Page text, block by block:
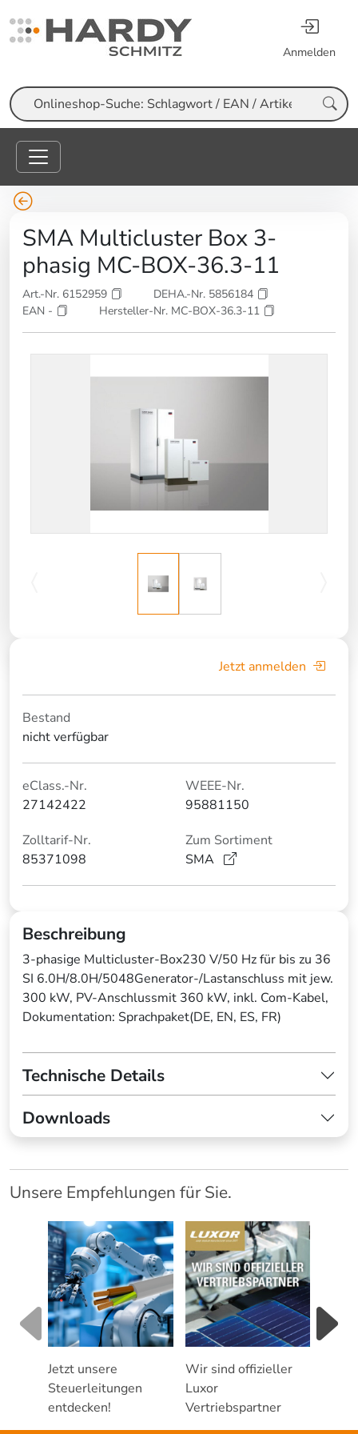
Anmelden
Suche
SMA Multicluster Box 3-
phasig MC-BOX-36.3-11
Art.-Nr. 6152959
DEHA.-Nr. 5856184
EAN -
Hersteller-Nr. MC-BOX-36.3-11
Jetzt anmelden
Bestand
nicht verfügbar
eClass.-Nr.
27142422
WEEE-Nr.
95881150
Zolltarif-Nr.
85371098
Zum Sortiment
SMA
Beschreibung
3-phasige Multicluster-Box230 V/50 Hz für bis zu 36
SI 6.0H/8.0H/5048Generator-/Lastanschluss mit jew.
300 kW, PV-Anschlussmit 360 kW, inkl. Com-Kabel,
Dokumentation: Sprachpaket(DE, EN, ES, FR)
Technische Details
Downloads
Unsere Empfehlungen für Sie.
Jetzt unsere
Steuerleitungen
entdecken!
Wir sind offizieller
Luxor
Vertriebspartner